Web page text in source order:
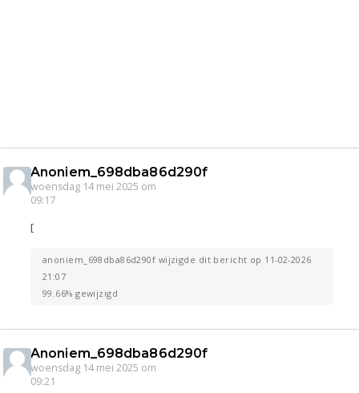
Anoniem_698dba86d290f
woensdag 14 mei 2025 om
09:17
[
anoniem_698dba86d290f wijzigde dit bericht op 11-02-2026
21:07
99.66% gewijzigd
Anoniem_698dba86d290f
woensdag 14 mei 2025 om
09:21